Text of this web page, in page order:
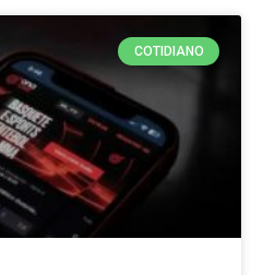
COTIDIANO